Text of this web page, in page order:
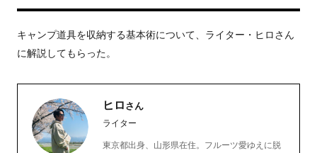
キャンプ道具を収納する基本術について、ライター・ヒロさん
に解説してもらった。
ヒロ さん
ライター
東京都出身、山形県在住。フルーツ愛ゆえに脱